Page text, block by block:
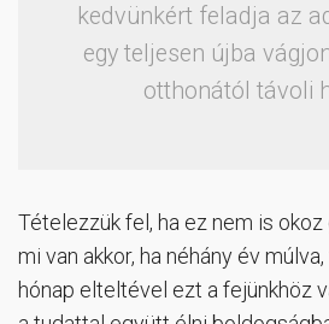
kedvünkért feladja az
egy teljesen újba
otthonától távoli
Tételezzük fel, ha ez nem is
mi van akkor, ha néhány év
hónap elteltével ezt a fejünkhöz